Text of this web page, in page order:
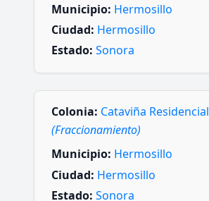
Municipio: Hermosillo
Ciudad: Hermosillo
Estado: Sonora
Colonia: Cataviña Residencial
(Fraccionamiento)
Municipio: Hermosillo
Ciudad: Hermosillo
Estado: Sonora